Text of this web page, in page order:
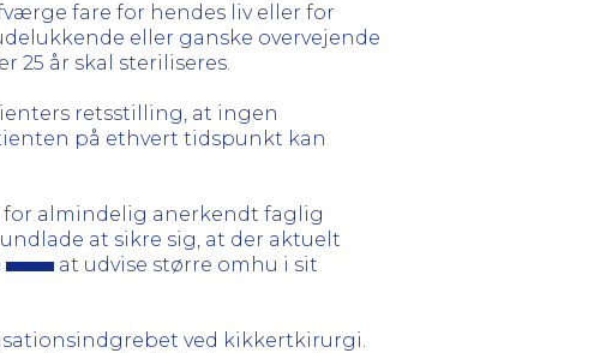
fare for hendes liv eller for
eller ganske overvejende
år skal steriliseres.
retsstilling, at ingen
på ethvert tidspunkt kan
almindelig anerkendt faglig
at sikre sig, at der aktuelt
at udvise større omhu i sit
ved kikkertkirurgi.